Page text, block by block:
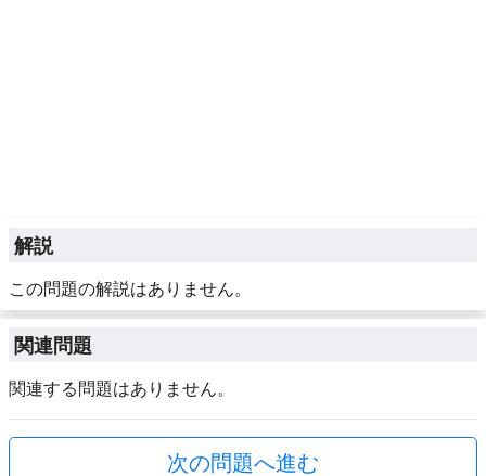
解説
この問題の解説はありません。
関連問題
関連する問題はありません。
次の問題へ進む